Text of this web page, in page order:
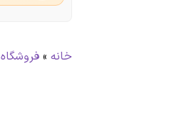
خانه »فروشگاه